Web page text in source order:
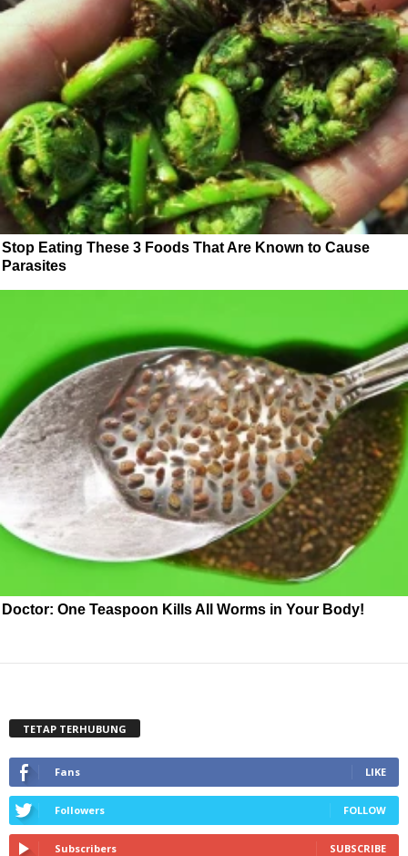
Stop Eating These 3 Foods That Are Known to Cause
Parasites
Doctor: One Teaspoon Kills All Worms in Your Body!
TETAP TERHUBUNG
Fans LIKE
Followers FOLLOW
Subscribers SUBSCRIBE